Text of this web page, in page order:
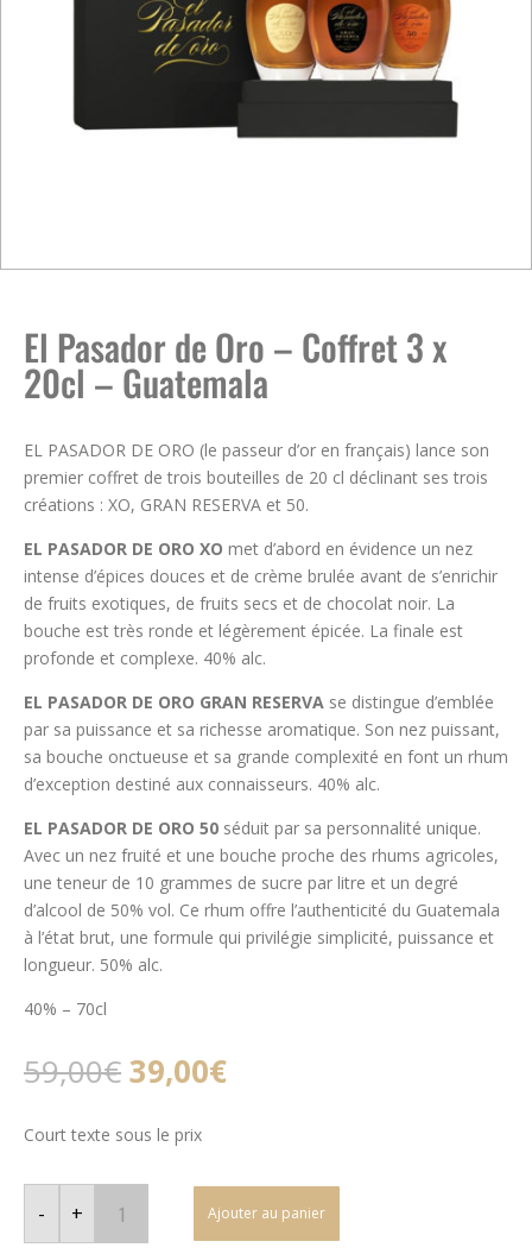
El Pasador de Oro – Coffret 3 x
20cl – Guatemala
EL PASADOR DE ORO (le passeur d’or en français) lance son
premier coffret de trois bouteilles de 20 cl déclinant ses trois
créations : XO, GRAN RESERVA et 50.
EL PASADOR DE ORO XO met d’abord en évidence un nez
intense d’épices douces et de crème brulée avant de s’enrichir
de fruits exotiques, de fruits secs et de chocolat noir. La
bouche est très ronde et légèrement épicée. La finale est
profonde et complexe. 40% alc.
EL PASADOR DE ORO GRAN RESERVA se distingue d’emblée
par sa puissance et sa richesse aromatique. Son nez puissant,
sa bouche onctueuse et sa grande complexité en font un rhum
d’exception destiné aux connaisseurs. 40% alc.
EL PASADOR DE ORO 50 séduit par sa personnalité unique.
Avec un nez fruité et une bouche proche des rhums agricoles,
une teneur de 10 grammes de sucre par litre et un degré
d’alcool de 50% vol. Ce rhum offre l’authenticité du Guatemala
à l’état brut, une formule qui privilégie simplicité, puissance et
longueur. 50% alc.
40% – 70cl
59,00€Le
prix
initial
était :
59,00€.
39,00€Le
39,00€.
Court texte sous le prix
-
quantité
Pasador
+ Ajouter au panier